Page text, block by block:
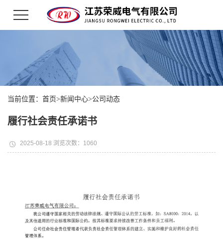
当前位置： 首页>新闻中心>公司动态
履行社会责任承诺书
2025-08-18 浏览次数：1060